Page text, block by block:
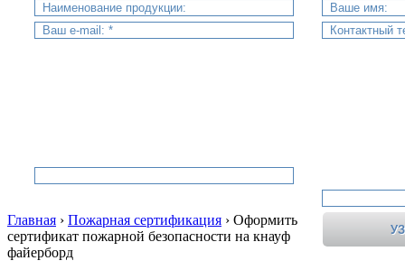
Главная › Пожарная сертификация › Оформить
сертификат пожарной безопасности на кнауф
файерборд